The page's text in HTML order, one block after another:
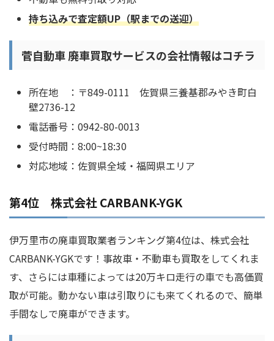
持ち込みで査定額UP（駅までの送迎）
菅自動車 廃車買取サービスの会社情報はコチラ
所在地 ：〒849-0111 佐賀県三養基郡みやき町白
壁2736-12
電話番号：0942-80-0013
受付時間：8:00~18:30
対応地域：佐賀県全域・福岡県エリア
第4位 株式会社 CARBANK-YGK
伊万里市の廃車買取業者ランキング第4位は、株式会社
CARBANK-YGKです！事故車・不動車も買取をしてくれま
す、さらには車種によっては20万キロ走行の車でも高価買
取が可能。動かない車は引取りにも来てくれるので、簡単
手間なしで廃車ができます。